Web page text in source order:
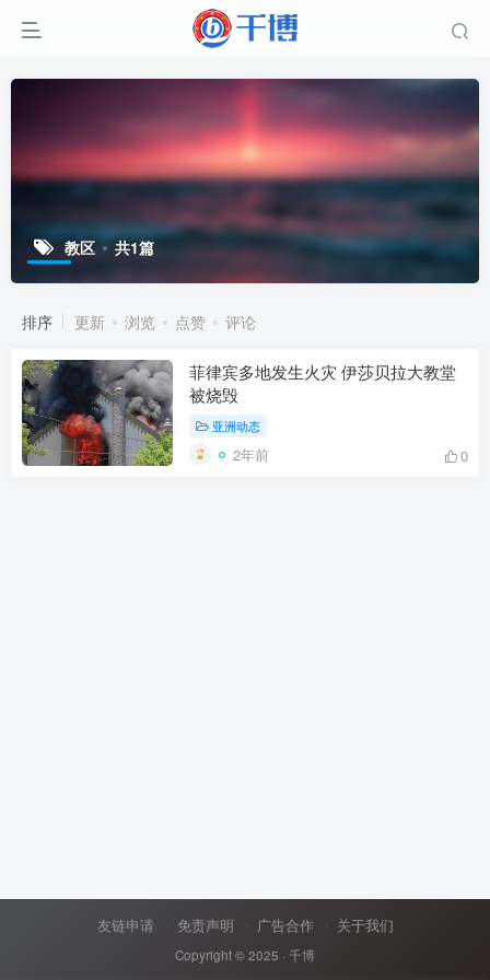
教区 共1篇
排序 更新 浏览 点赞 评论
菲律宾多地发生火灾 伊莎贝拉大教堂
被烧毁
亚洲动态
2年前 0
友链申请 免责声明 广告合作 关于我们
Copyright © 2025 · 千博